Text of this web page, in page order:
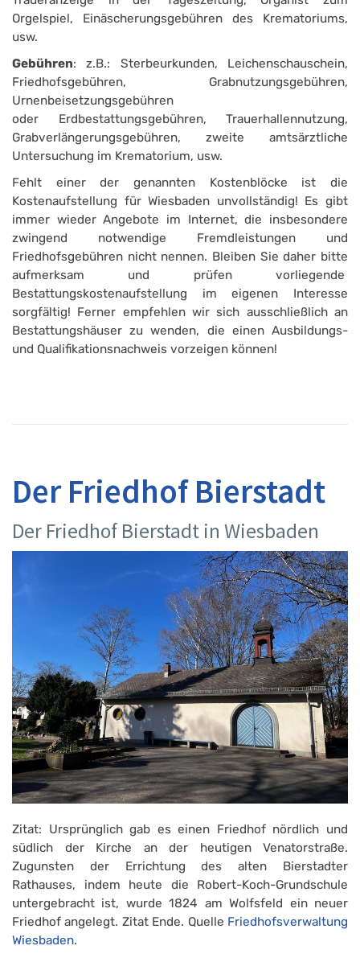
Orgelspiel, Einäscherungsgebühren des Krematoriums,
usw.
Gebühren: z.B.: Sterbeurkunden, Leichenschauschein,
Friedhofsgebühren, Grabnutzungsgebühren,
Urnenbeisetzungsgebühren
oder Erdbestattungsgebühren, Trauer­hallennutzung,
Grabverlängerungsgebühren, zweite amtsärztliche
Untersuchung im Krematorium, usw.
Fehlt einer der genannten Kostenblöcke ist die
Kostenaufstellung für Wiesbaden unvollständig! Es gibt
immer wieder Angebote im Internet, die insbesondere
zwingend notwendige Fremdleistungen und
Friedhofsgebühren nicht nennen. Bleiben Sie daher bitte
aufmerksam und prüfen vorliegende
Bestattungskostenaufstellung im eigenen Interesse
sorgfältig! Ferner empfehlen wir sich ausschließlich an
Bestattungshäuser zu wenden, die einen Ausbildungs-
und Qualifikationsnachweis vorzeigen können!
Der Friedhof Bierstadt
Der Friedhof Bierstadt in Wiesbaden
Zitat: Ursprünglich gab es einen Friedhof nördlich und
südlich der Kirche an der heutigen Venatorstraße.
Zugunsten der Errichtung des alten Bierstadter
Rathauses, indem heute die Robert-Koch-Grundschule
untergebracht ist, wurde 1824 am Wolfsfeld ein neuer
Friedhof angelegt. Zitat Ende. Quelle Friedhofsverwaltung
Wiesbaden.